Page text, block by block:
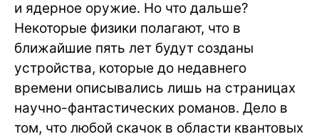
и ядерное оружие. Но что дальше?
Некоторые физики полагают, что в
ближайшие пять лет будут созданы
устройства, которые до недавнего
времени описывались лишь на страницах
научно-фантастических романов. Дело в
том, что любой скачок в области квантовых